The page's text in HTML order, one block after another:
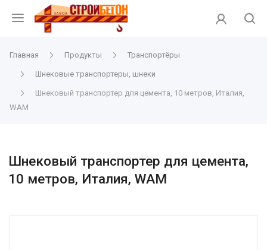
Главная Продукты Транспортёры
Шнековые транспортеры, шнеки
Шнековый транспортер для цемента, 10 метров, Италия,
WAM
Шнековый транспортер для цемента,
10 метров, Италия, WAM